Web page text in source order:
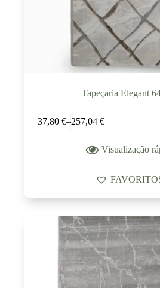
Tapeçaria Elegant
37,80 €–257,04 €
Visualização